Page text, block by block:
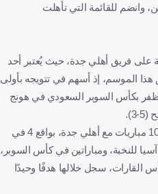
وانضم للقائمة التي تأهلت
على فريق أهلي جدة، حيث يُعتبر أحد
الموسم، إذ أسهم في تتويجه بأولى
ظفر بكأس السوبر السعودي في هونج
3).
وخاض المدافع البرازيلي هذا الموسم 10 مباريات مع أهلي جدة، بواقع 4 في
للنخبة، ومباراتين في كأس السوبر،
سجل خلالها هدفًا وحيدًا